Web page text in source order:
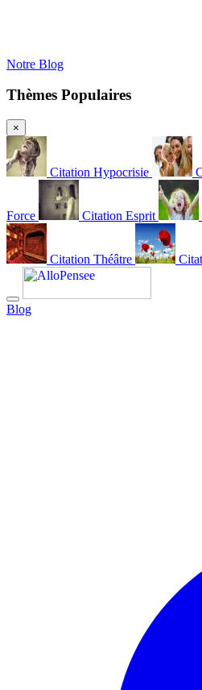
Notre Blog
Thèmes Populaires
×
Citation Hypocrisie
Force Citation Esprit
Citation Théâtre
Blog